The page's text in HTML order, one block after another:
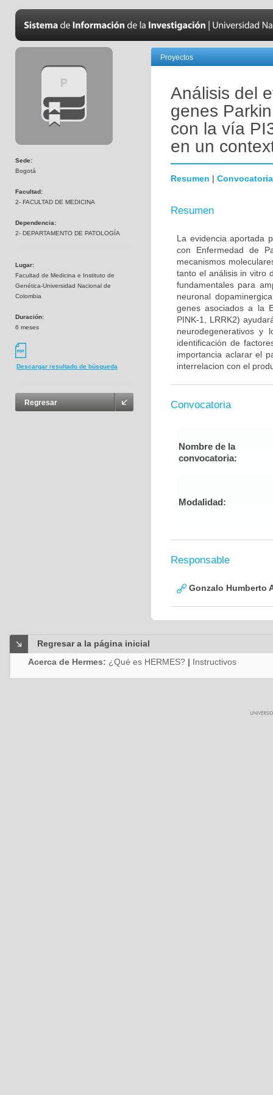
Sede:
Bogotá
Facultad:
2- FACULTAD DE MEDICINA
Dependencia:
2- DEPARTAMENTO DE PATOLOGÍA
Lugar:
Facultad de Medicina e Instituto de
Genética-Universidad Nacional de
Colombia
Duración:
6 meses
Descargar resultado de búsqueda
Regresar
Proyectos
Análisis del
genes
con la vía
en un
Resumen | Convocatoria
Resumen
La evidencia aportada
con Enfermedad de
mecanismos
tanto el análisis in vitro
fundamentales para
neuronal
genes asociados a la
PINK-1, LRRK2)
neurodegenerativos y
identificación de
importancia aclarar el
interrelacion con el
Convocatoria
Nombre de la
convocatoria:
Modalidad:
Responsable
Gonzalo Humberto
Regresar a la página inicial
Acerca de Hermes: ¿Qué es HERMES? | Instructivos